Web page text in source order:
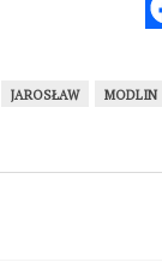
JAROSŁAW MODLIN